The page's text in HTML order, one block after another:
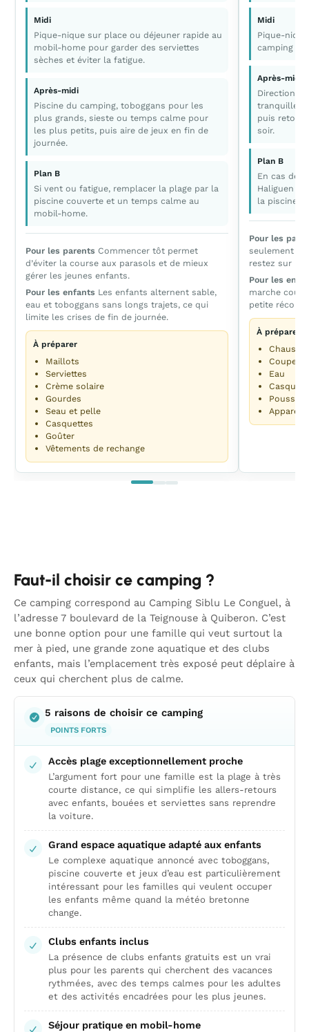
Midi
Pique-nique sur place ou déjeuner rapide au
mobil-home pour garder des serviettes
sèches et éviter la fatigue.
Après-midi
Piscine du camping, toboggans pour les
plus grands, sieste ou temps calme pour
les plus petits, puis aire de jeux en fin de
journée.
Plan B
Si vent ou fatigue, remplacer la plage par la
piscine couverte et un temps calme au
mobil-home.
Pour les parents Commencer tôt permet
d’éviter la course aux parasols et de mieux
gérer les jeunes enfants.
Pour les enfants Les enfants alternent sable,
eau et toboggans sans longs trajets, ce qui
limite les crises de fin de journée.
À préparer
Maillots
Serviettes
Crème solaire
Gourdes
Seau et pelle
Casquettes
Goûter
Vêtements de rechange
Midi
Pique-
camping
Après-midi
Direction
tranquille
puis retour
soir.
Plan B
En cas de
Haliguen
la piscine
Pour les
seulement si
restez sur
Pour les
marche
petite
À préparer
Coupe-
Eau
Appareil
Faut-il choisir ce camping ?
Ce camping correspond au Camping Siblu Le Conguel, à
l’adresse 7 boulevard de la Teignouse à Quiberon. C’est
une bonne option pour une famille qui veut surtout la
mer à pied, une grande zone aquatique et des clubs
enfants, mais l’emplacement très exposé peut déplaire à
ceux qui cherchent plus de calme.
5 raisons de choisir ce camping
POINTS FORTS
Accès plage exceptionnellement proche
L’argument fort pour une famille est la plage à très
courte distance, ce qui simplifie les allers-retours
avec enfants, bouées et serviettes sans reprendre
la voiture.
Grand espace aquatique adapté aux enfants
Le complexe aquatique annoncé avec toboggans,
piscine couverte et jeux d’eau est particulièrement
intéressant pour les familles qui veulent occuper
les enfants même quand la météo bretonne
change.
Clubs enfants inclus
La présence de clubs enfants gratuits est un vrai
plus pour les parents qui cherchent des vacances
rythmées, avec des temps calmes pour les adultes
et des activités encadrées pour les plus jeunes.
Séjour pratique en mobil-home